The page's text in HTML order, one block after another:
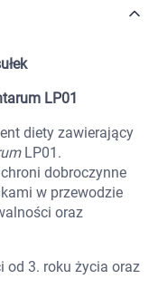
LP01
diety zawierający
LP01.
dobroczynne
w przewodzie
oraz
od 3. roku życia oraz